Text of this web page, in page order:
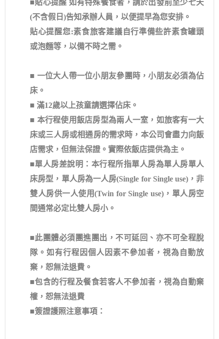
■貼心提醒 如有特殊餐食者，請於出發前至少七天
(不含假日)告知承辦人員，以便提早為您安排。
貼心提醒您:素食旅客建議自行準備些許素食罐頭
或泡麵等，以備不時之需。
■ 一位大人帶一位小朋友參團時，小朋友必須為佔
床。
■ 滿12歲以上孩童請選擇佔床。
■ 本行程使用飯店房型為兩人一室，如旅客有一大
床或三人房或相通房的需求時，本公司會盡力向飯
店需求，但無法保證。實際依飯店提供為主。
■單人房差說明：本行程所指單人房為單人房單人
床房型，單人房為一人房(Single for Single use)，非
雙人房供一人使用(Twin for Single use)，單人房空
間通常必定比雙人房小。
■此團體必須團進團出，不可延回、亦不可全程脫
隊。如有行程因個人因素不參加者，視為自動放
棄，恕無法退費。
■包含的行程及餐食若客人不參加者，視為自動棄
權，恕無法退費
■簽證護照注意事項：